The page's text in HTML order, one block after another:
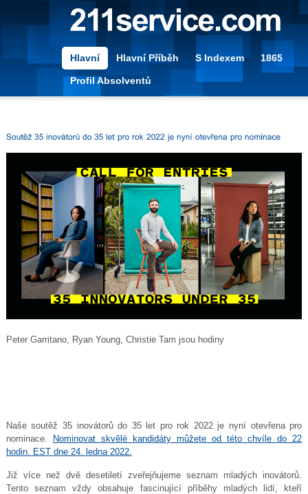
Hlavní Hlavní Příběh S Indexem 1865
Profil Absolventů
Peter Garritano, Ryan Young, Christie Tam jsou hodiny
Naše soutěž 35 inovátorů do 35 let pro rok 2022 je nyní otevřena pro
nominace.
Nominovat skvělé kandidáty můžete od této chvíle do 22
hodin. EST dne 24. ledna 2022.
Již více než dvě desetiletí zveřejňujeme seznam mladých inovátorů.
Tento seznam vždy obsahuje fascinující příběhy mladých lidí, kteří